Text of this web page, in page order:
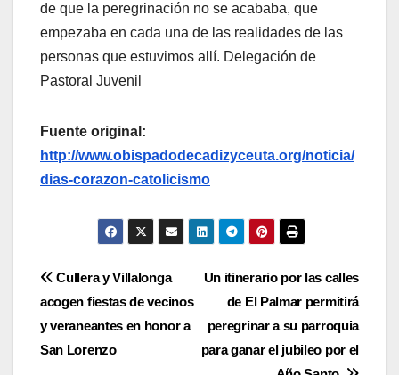
de que la peregrinación no se acababa, que
empezaba en cada una de las realidades de las
personas que estuvimos allí. Delegación de
Pastoral Juvenil
Fuente original:
http://www.obispadodecadizyceuta.org/noticia/
dias-corazon-catolicismo
Navegación
de
entradas
Un itinerario por las calles
de El Palmar permitirá
peregrinar a su parroquia
para ganar el jubileo por el
Cullera y Villalonga
acogen fiestas de vecinos
y veraneantes en honor a
San Lorenzo